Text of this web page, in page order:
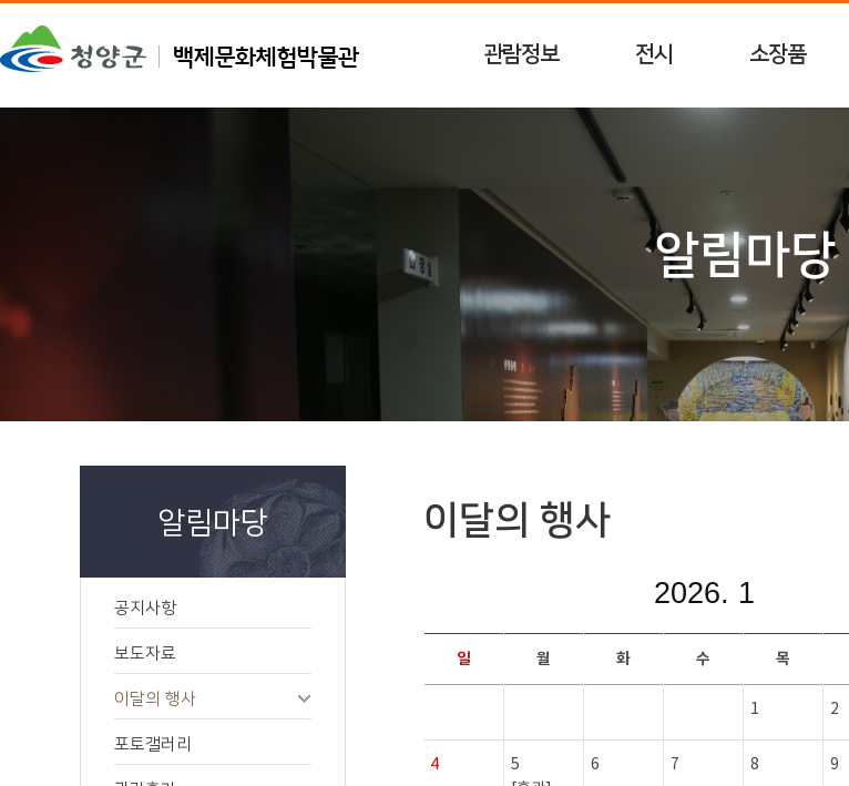
관람정보 전시 소장품
알림마당
알림마당
공지사항
보도자료
이달의 행사
포토갤러리
이달의 행사
2026. 1
일 월 화 수 목
1 2
4
5
6 7 8 9